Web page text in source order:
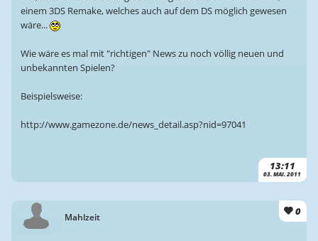
13:11
03. MAI. 2011
einem 3DS Remake, welches auch auf dem DS möglich gewesen
wäre...
Wie wäre es mal mit "richtigen" News zu noch völlig neuen und
unbekannten Spielen?
Beispielsweise:
http://www.gamezone.de/news_detail.asp?nid=97041
Mahlzeit 0